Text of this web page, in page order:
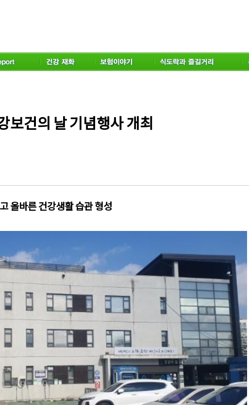
보건의 날 기념행사 개최
올바른 건강생활 습관 형성